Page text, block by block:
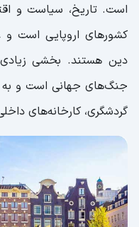
است. تاریخ، سیاست و
کشورهای اروپایی است و
دین هستند. بخشی زیادی
جنگ‌های جهانی است و به
گردشگری، کارخانه‌های